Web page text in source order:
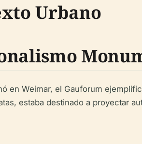
Urbano
en Weimar, el Gauforum
estaba destinado a proyectar